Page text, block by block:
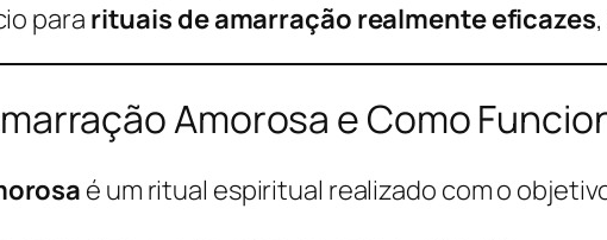
para rituais de amarração realmente eficazes
Amorosa e Como
é um ritual espiritual realizado com o